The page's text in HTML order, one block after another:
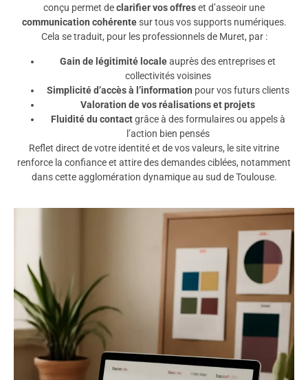
conçu permet declarifier vos offreset d’asseoir une
communication cohérentesur tous vos supports numériques.
Cela se traduit, pour les professionnels de Muret, par :
Gain de légitimité localeauprès des entreprises et
collectivités voisines
Simplicité d’accès à l’information pour vos futurs clients
Valoration de vos réalisations et projets
Fluidité du contactgrâce à des formulaires ou appels à
l’action bien pensés
Reflet direct de votre identité et de vos valeurs, le site vitrine
renforce la confiance et attire des demandes ciblées, notamment
dans cette agglomération dynamique au sud de Toulouse.